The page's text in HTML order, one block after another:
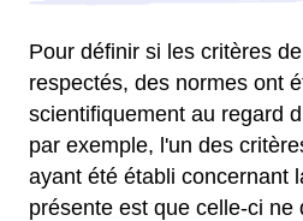
Pour définir si les critères
respectés, des normes ont
scientifiquement au regard
par exemple, l'un des
ayant été établi concernant
présente est que celle-ci ne